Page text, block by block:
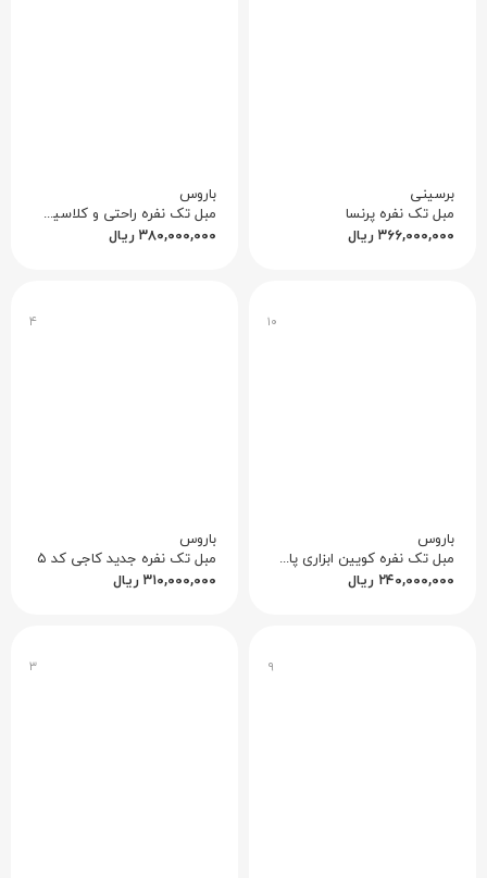
برسینی
مبل تک نفره پرنسا
۳۶۶,۰۰۰,۰۰۰ ریال
باروس
مبل تک نفره راحتی و کلاسیک مدل ویانا
۳۸۰,۰۰۰,۰۰۰ ریال
۱۰
باروس
مبل تک نفره کویین ابزاری پاسنگ کد ۱
۲۴۰,۰۰۰,۰۰۰ ریال
۴
باروس
مبل تک نفره جدید کاجی کد ۵
۳۱۰,۰۰۰,۰۰۰ ریال
۹ ۳